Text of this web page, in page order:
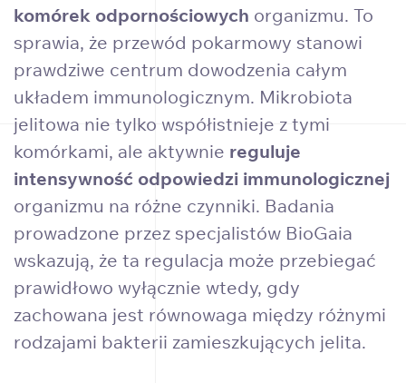
komórek odpornościowych organizmu. To
sprawia, że przewód pokarmowy stanowi
prawdziwe centrum dowodzenia całym
układem immunologicznym. Mikrobiota
jelitowa nie tylko współistnieje z tymi
komórkami, ale aktywnie reguluje
intensywność odpowiedzi immunologicznej
organizmu na różne czynniki. Badania
prowadzone przez specjalistów BioGaia
wskazują, że ta regulacja może przebiegać
prawidłowo wyłącznie wtedy, gdy
zachowana jest równowaga między różnymi
rodzajami bakterii zamieszkujących jelita.